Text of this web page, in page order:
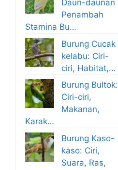
Daun-daunan
Penambah
Stamina Bu…
Burung Cucak
kelabu: Ciri-
ciri, Habitat,…
Burung Bultok:
Ciri-ciri,
Makanan,
Karak…
Burung Kaso-
kaso: Ciri,
Suara, Ras,